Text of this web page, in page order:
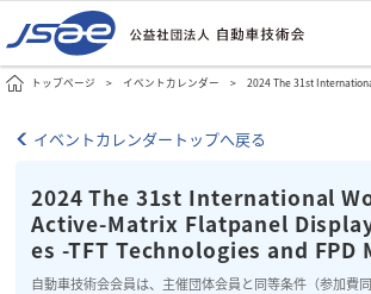
トップページ イベントカレンダー 2024 The 31st
イベントカレンダートップへ戻る
2024 The 31st International
Active-Matrix Flatpanel
es -TFT Technologies and FPD
自動車技術会会員は、主催団体会員と同等条件（参加費